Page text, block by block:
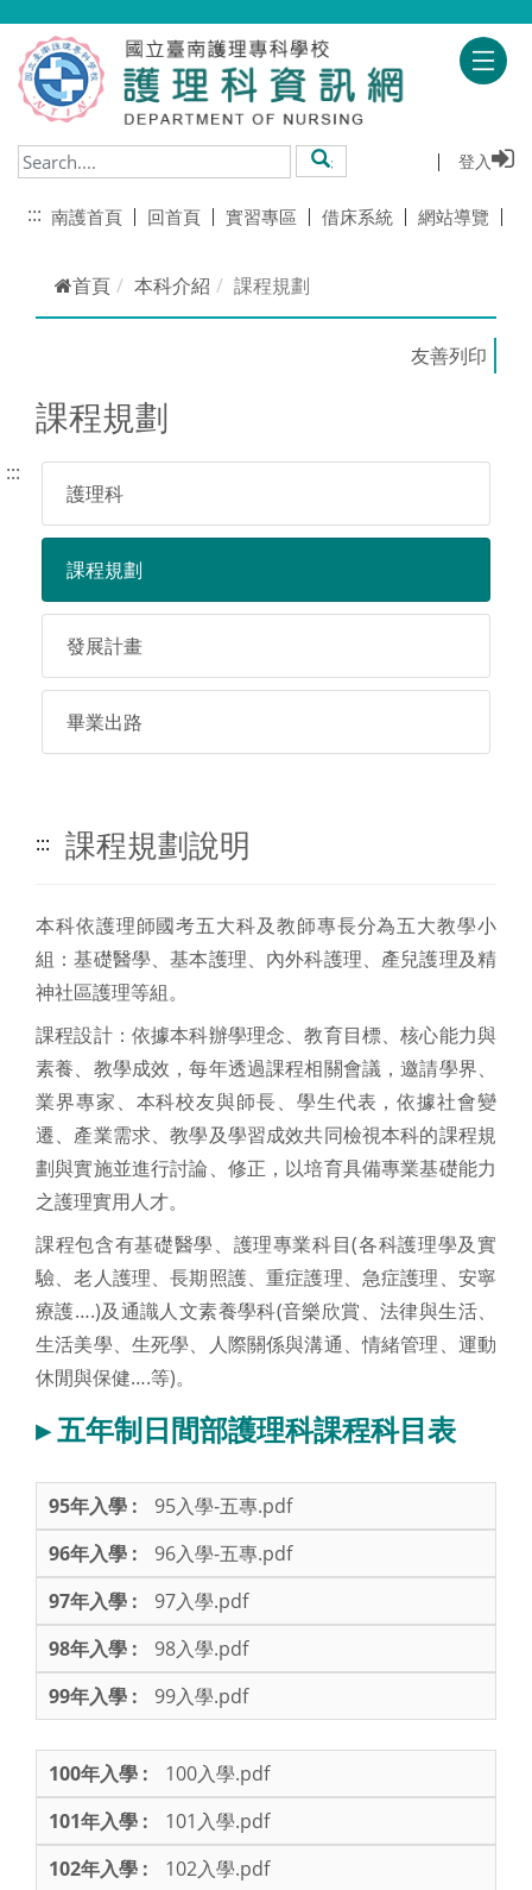
搜尋 登入
::: 南護首頁 回首頁 實習專區 借床系統 網站導覽
首頁 本科介紹 課程規劃
課程規劃
:::
護理科
課程規劃
發展計畫
畢業出路
::: 課程規劃說明
本科依護理師國考五大科及教師專長分為五大教學小
組：基礎醫學、基本護理、內外科護理、產兒護理及精
神社區護理等組。
課程設計：依據本科辦學理念、教育目標、核心能力與
素養、教學成效，每年透過課程相關會議，邀請學界、
業界專家、本科校友與師長、學生代表，依據社會變
遷、產業需求、教學及學習成效共同檢視本科的課程規
劃與實施並進行討論、修正，以培育具備專業基礎能力
之護理實用人才。
課程包含有基礎醫學、護理專業科目(各科護理學及實
驗、老人護理、長期照護、重症護理、急症護理、安寧
療護….)及通識人文素養學科(音樂欣賞、法律與生活、
生活美學、生死學、人際關係與溝通、情緒管理、運動
休閒與保健….等)。
▸ 五年制日間部護理科課程科目表
95入學-五專.pdf
96入學-五專.pdf
97入學.pdf
98入學.pdf
99入學.pdf
100入學.pdf
101入學.pdf
102入學.pdf